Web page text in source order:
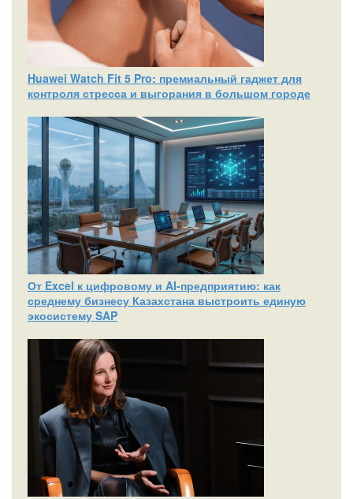
Huawei Watch Fit 5 Pro: премиальный гаджет для
контроля стресса и выгорания в большом городе
От Excel к цифровому и AI‑предприятию: как
среднему бизнесу Казахстана выстроить единую
экосистему SAP